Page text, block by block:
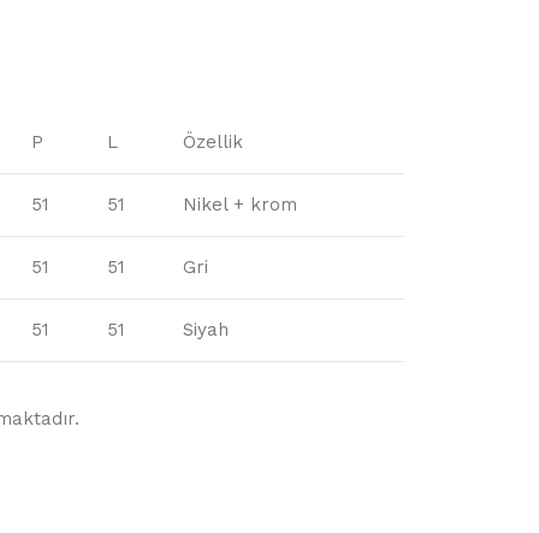
P L Özellik
51 51 Nikel + krom
51 51 Gri
51 51 Siyah